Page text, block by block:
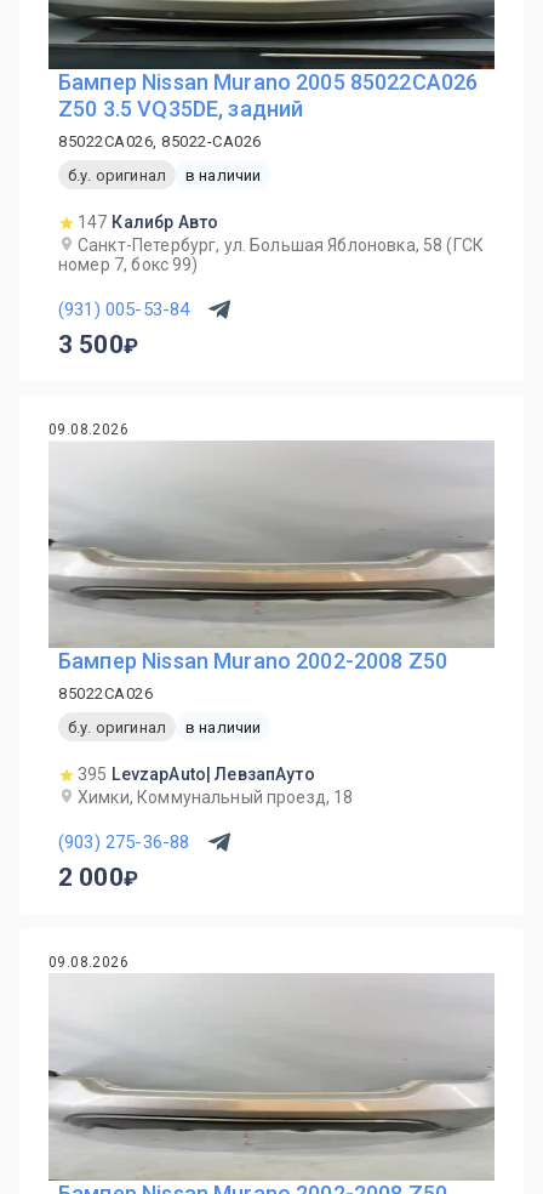
Бампер Nissan Murano 2005 85022CA026
Z50 3.5 VQ35DE, задний
85022CA026, 85022-CA026
б.у. оригинал
в наличии
147 Калибр Авто
Санкт-Петербург, ул. Большая Яблоновка, 58 (ГСК
номер 7, бокс 99)
(931) 005-53-84
3 500
09.08.2026
Бампер Nissan Murano 2002-2008 Z50
85022CA026
б.у. оригинал
в наличии
395 LevzapAuto| ЛевзапАуто
Химки, Коммунальный проезд, 18
(903) 275-36-88
2 000
09.08.2026